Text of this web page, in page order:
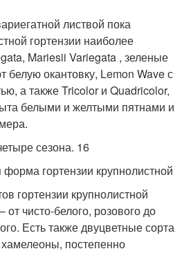
листвой пока
гортензии наиболее
Mariesii Variegata , зеленые
белую окантовку, Lemon Wave с
а также Tricolor и Quadricolor,
белыми и желтыми пятнами и
гортензии крупнолистной
гортензии крупнолистной
от чисто-белого, розового до
Есть также двуцветные сорта
постепенно